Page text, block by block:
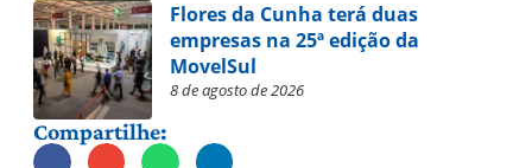
Flores da Cunha terá duas
empresas na 25ª edição da
MovelSul
8 de agosto de 2026
Compartilhe: